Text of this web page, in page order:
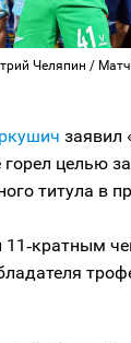
Челяпин /
заявил
целью
титула в
11‑кратным